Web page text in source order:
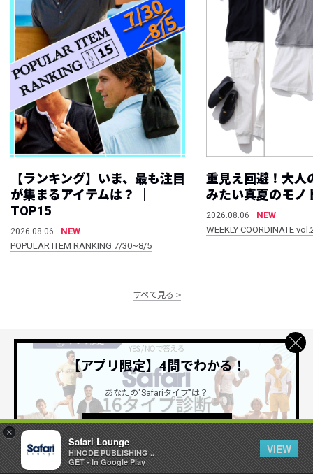
×
Safari Lounge
HINODE PUBLISHING ..
GET - In Google Play
VIEW
【ランキング】いま、最も注目
が集まるアイテムは？ ｜
TOP15
2026.08.06
NEW
POPULAR ITEM RANKING 7/30~8/5
重見え回避！大人
みたい真夏のモノ
2026.08.06
NEW
WEEKLY COORDINATE
すべて見る
公式SNSアカウント
【アプリ限定】4問でわかる！
あなたの"Safariタイプ"は？
詳しくはこちら ＞